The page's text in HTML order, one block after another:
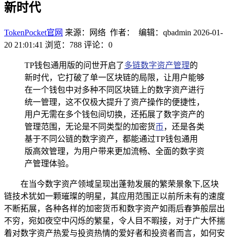
新时代
TokenPocket官网 来源：网络 作者： 编辑：qbadmin 2026-01-
20 21:01:41 浏览：788 评论：0
TP钱包通用版的问世开启了多链数字资产管理的
新时代，它打破了单一区块链的局限，让用户能够
在一个钱包中对多种不同区块链上的数字资产进行
统一管理，这不仅极大提升了资产操作的便捷性，
用户无需在多个钱包间切换，还拓展了数字资产的
管理范围，无论是不同类型的加密货币 ，还是各类
基于不同公链的数字资产，都能通过TP钱包通用
版高效管理，为用户带来更加流畅、全面的数字资
产管理体验。
在当今数字资产领域呈现出蓬勃发展的繁荣景象下,区块
链技术犹如一颗璀璨的明星，其应用范围正以前所未有的速度
不断拓展，各种各样的加密货币和数字资产如雨后春笋般层出
不穷，宛如夜空中闪烁的繁星，令人目不暇接，对于广大怀揣
着对数字资产热爱与投资热情的爱好者和投资者而言，如何安